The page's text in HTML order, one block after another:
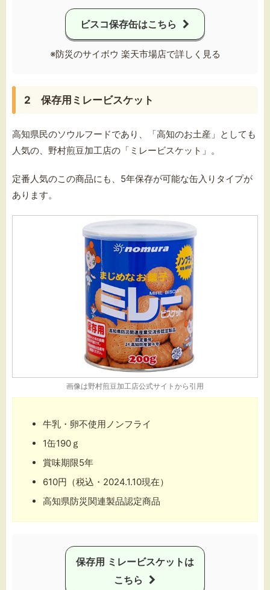
ビスコ保存缶はこちら
※防災のサイボウ 楽天市場店で詳しく見る
2 保存用ミレービスケット
高知県民のソウルフードであり、「高知のお土産」としても
人気の、野村煎豆加工店の「ミレービスケット」。
定番人気のこの商品にも、5年保存が可能な缶入りタイプが
あります。
画像は野村煎豆加工店公式サイト から引用
牛乳・卵不使用ノンフライ
1缶190ｇ
賞味期限5年
610円（税込・2024.1.10現在）
高知県防災関連製品認定商品
保存用 ミレービスケットは
こちら